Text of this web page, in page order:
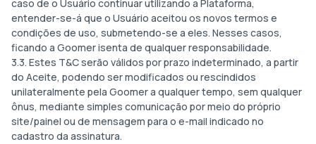
caso de o Usuário continuar utilizando a Plataforma,
entender-se-á que o Usuário aceitou os novos termos e
condições de uso, submetendo-se a eles. Nesses casos,
ficando a Goomer isenta de qualquer responsabilidade.
3.3. Estes T&C serão válidos por prazo indeterminado, a partir
do Aceite, podendo ser modificados ou rescindidos
unilateralmente pela Goomer a qualquer tempo, sem qualquer
ônus, mediante simples comunicação por meio do próprio
site/painel ou de mensagem para o e-mail indicado no
cadastro da assinatura.